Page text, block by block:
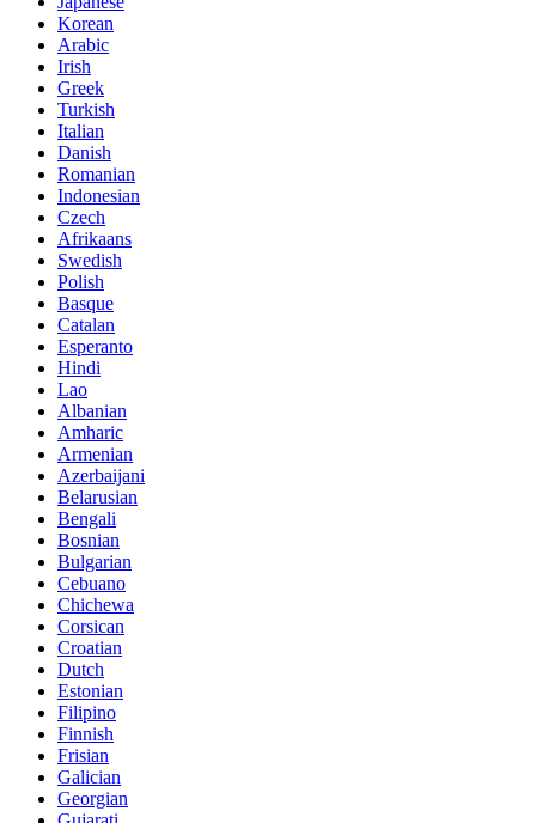
Korean
Arabic
Irish
Greek
Turkish
Italian
Danish
Romanian
Indonesian
Czech
Afrikaans
Swedish
Polish
Basque
Catalan
Esperanto
Hindi
Lao
Albanian
Amharic
Armenian
Azerbaijani
Belarusian
Bengali
Bosnian
Bulgarian
Cebuano
Chichewa
Corsican
Croatian
Dutch
Estonian
Filipino
Finnish
Frisian
Galician
Georgian